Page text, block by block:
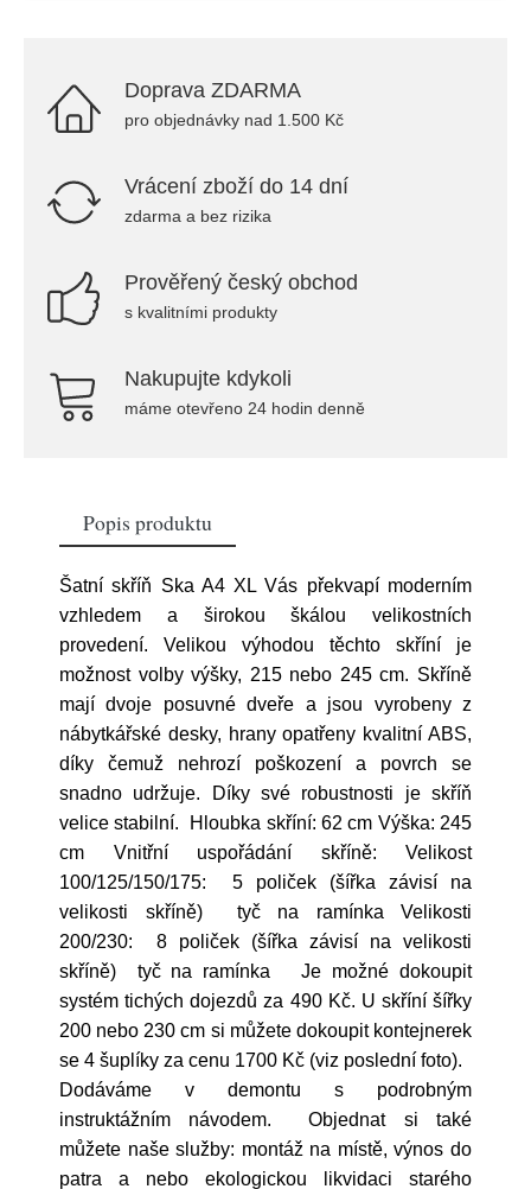
Doprava ZDARMA
pro objednávky nad 1.500 Kč
Vrácení zboží do 14 dní
zdarma a bez rizika
Prověřený český obchod
s kvalitními produkty
Nakupujte kdykoli
máme otevřeno 24 hodin denně
Popis produktu
Šatní skříň Ska A4 XL Vás překvapí moderním
vzhledem a širokou škálou velikostních
provedení. Velikou výhodou těchto skříní je
možnost volby výšky, 215 nebo 245 cm. Skříně
mají dvoje posuvné dveře a jsou vyrobeny z
nábytkářské desky, hrany opatřeny kvalitní ABS,
díky čemuž nehrozí poškození a povrch se
snadno udržuje. Díky své robustnosti je skříň
velice stabilní. Hloubka skříní: 62 cm Výška: 245
cm Vnitřní uspořádání skříně: Velikost
100/125/150/175: 5 poliček (šířka závisí na
velikosti skříně) tyč na ramínka Velikosti
200/230: 8 poliček (šířka závisí na velikosti
skříně) tyč na ramínka Je možné dokoupit
systém tichých dojezdů za 490 Kč. U skříní šířky
200 nebo 230 cm si můžete dokoupit kontejnerek
se 4 šuplíky za cenu 1700 Kč (viz poslední foto).
Dodáváme v demontu s podrobným
instruktážním návodem. Objednat si také
můžete naše služby: montáž na místě, výnos do
patra a nebo ekologickou likvidaci starého